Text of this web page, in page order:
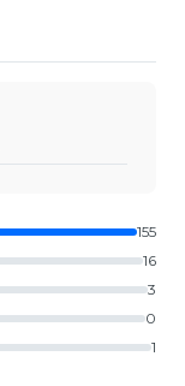
155
16
3
0
1